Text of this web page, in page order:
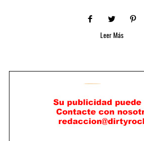
Leer Más